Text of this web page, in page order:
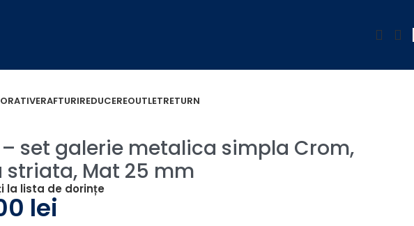
RAFTURIREDUCEREOUTLETRETURN
– set galerie metalica simpla Crom,
striata, Mat 25 mm
la lista de dorințe
lei